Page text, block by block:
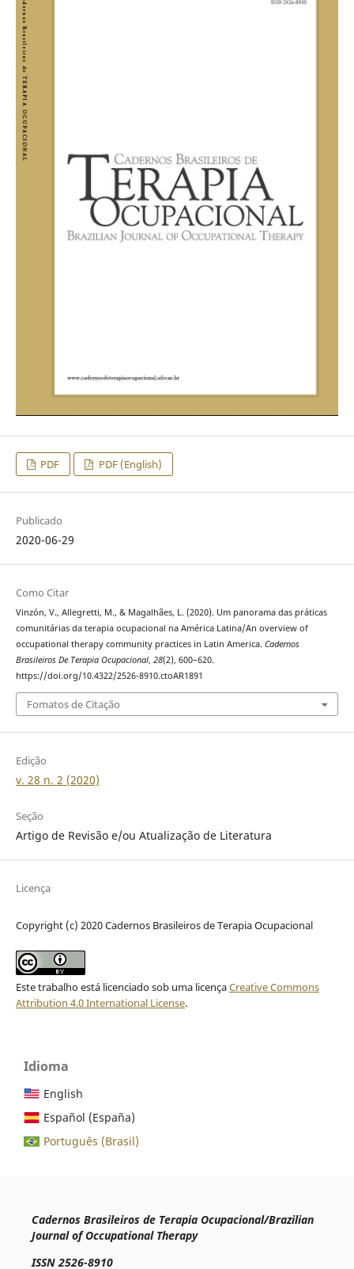
PDF PDF (English)
Publicado
2020-06-29
Como Citar
Vinzón, V., Allegretti, M., & Magalhães, L. (2020). Um panorama das práticas
comunitárias da terapia ocupacional na América Latina/An overview of
occupational therapy community practices in Latin America. Cadernos
Brasileiros De Terapia Ocupacional, 28(2), 600–620.
https://doi.org/10.4322/2526-8910.ctoAR1891
Fomatos de Citação
Edição
v. 28 n. 2 (2020)
Seção
Artigo de Revisão e/ou Atualização de Literatura
Licença
Copyright (c) 2020 Cadernos Brasileiros de Terapia Ocupacional
Este trabalho está licenciado sob uma licençaCreative Commons
Attribution 4.0 International License.
Idioma
English
Español (España)
Português (Brasil)
Cadernos Brasileiros de Terapia Ocupacional/Brazilian
Journal of Occupational Therapy
ISSN 2526-8910